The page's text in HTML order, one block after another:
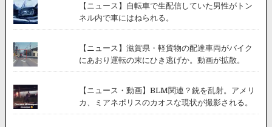
【ニュース】自転車で生配信していた男性がトン
ネル内で車にはねられる。
【ニュース】滋賀県・軽貨物の配達車両がバイク
にあおり運転の末にひき逃げか。動画が拡散。
【ニュース・動画】BLM関連？銃を乱射。アメリ
カ、ミアネポリスのカオスな現状が撮影される。